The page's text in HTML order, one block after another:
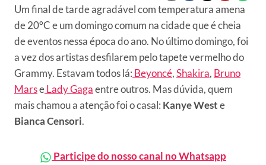
Um final de tarde agradável com temperatura amena
de 20°C e um domingo comum na cidade que é cheia
de eventos nessa época do ano. No último domingo, foi
a vez dos artistas desfilarem pelo tapete vermelho do
Grammy. Estavam todos lá: Beyoncé,Shakira, Bruno
MarseLady Gagaentre outros. Mas dúvida, quem
mais chamou a atenção foi o casal: Kanye Weste
Bianca Censori.
Participe do nosso canal no Whatsapp